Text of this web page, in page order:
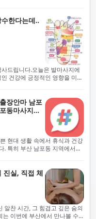
합니다.예약금을 요구하는 업
최우선으로 생각하는 업체를
케어를 전문으로 하는 부경샵
가장 중요하게 여깁니다. 부산
험을 해보시길 바랍니다. 그렇
러시아 홈케어를 선택하기 전
요. 선입금 관련 사기에는 항상
화나 텔레그램 같은 메시지
요. 이런 경우, 선입금을 하지
로 운영하고 있으며, 명성을
든 부정행위와 간접적인 피해
샵 을 사칭하며 선불 결제를 요
곳은 피하시고 저희에게 알려
도착한 후에 결제하는 걸 기
홈케어를 전문으로 하며,
. 왜 부경샵이 특별한지 궁금하
개합니다! 부경샵과 함께라면
를 하세요. 부경샵은 오랜 시간
하나의 신념으로 노력해 왔어
낭비하지 않고 쌓인 피로를 풀
시든 부경샵이 찾아가 도와드
이든 모텔이든 호텔이든 오피
있어요.부경샵 지역에서 가장
자 현장에서 직접 깨끗하고
음을 자랑스럽게 여깁니다.
을 최우선으로 여기며, 이를 위
에서도 관리사들의 건강 진단
부경샵의 접근 방식과 정책은
마사지 경험을 집앞에서 제공
으로 고려하여 후불제 시스템
비스를 제공함으로써 고객님
항을 꼼꼼히 확인하시고, 선입
서비
화번호나 텔레그램과 같은 메
합니다. 이러한 서비스는 선지
한 걱정 없이 안전하고 신뢰할
하고 있습니다. 부경샵을 사
대해서는 각별한 주의가 필
업체입니다. 이 운영 방식은 고
에서 100% 후불제를 시행하고
넘어서, 비교 불가한 경험을
한다는데..
드립니다.오늘은 발마사지에
건강에 긍정적인 영향을 미칠
지는 발 아치, 발가락, 발등 등
있습니다. 일상적인 활동이나
을 느슨하게 만들어주어 편안
시키고 근육의 혈액순환을 촉
사지는 혈액순환을 촉진하는
되면 혈액이 더 원활하게 흐르
게 공급됩니다. 이는 세포의 기
시킵니다. 발에는 다양한 신
자극함으로써 정신적인 편안
스 호르몬의 감소와 함께 심신
적인 발마사지는 면역 시스템
력을 향상시킬 수 있습니다. 마
거함으로써 면역 시스템을 지
장안마 남포
동마사지출
현대 생활 속에서 휴식과 건강
. 특히 부산 남포동 지역에서
니다. 전문 마사지사의 숙련된
르몬 수치를 감소시켜 마음
율성을 높이고, 전반적인 삶의
유연성 향상:꾸준한 출장마사
을 향상시킵니다. 이는 운동 성
도움이 됩니다. 또한, 규칙적
진실, 직접 체
알찬 시간, 그 힘겹고 깊은 숨의
이번에 부산에서 만나볼 수